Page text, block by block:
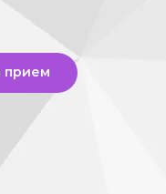
прием